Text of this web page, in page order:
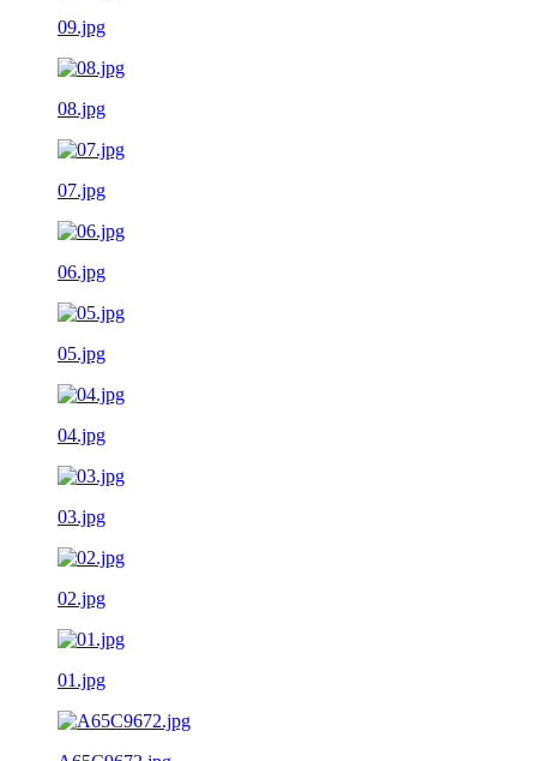
09.jpg
08.jpg
07.jpg
06.jpg
05.jpg
04.jpg
03.jpg
02.jpg
01.jpg